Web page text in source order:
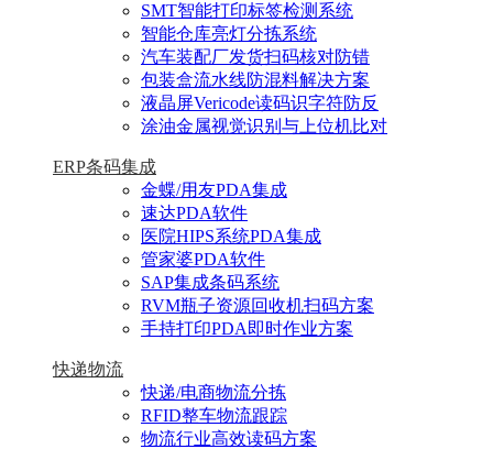
SMT智能打印标签检测系统
智能仓库亮灯分拣系统
汽车装配厂发货扫码核对防错
包装盒流水线防混料解决方案
液晶屏Vericode读码识字符防反
涂油金属视觉识别与上位机比对
ERP条码集成
金蝶/用友PDA集成
速达PDA软件
医院HIPS系统PDA集成
管家婆PDA软件
SAP集成条码系统
RVM瓶子资源回收机扫码方案
手持打印PDA即时作业方案
快递物流
快递/电商物流分拣
RFID整车物流跟踪
物流行业高效读码方案